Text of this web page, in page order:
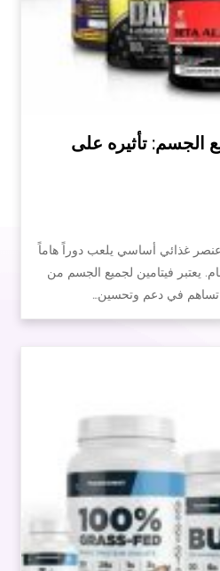
الجسم: تأثيره على
غذائي أساسي يلعب دوراً هاماً
فيتامين لجميع الجسم من
تساهم في دعم وتحسين…